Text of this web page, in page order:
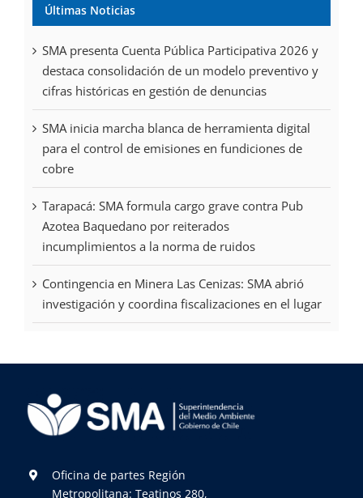
Últimas Noticias
SMA presenta Cuenta Pública Participativa 2026 y
destaca consolidación de un modelo preventivo y
cifras históricas en gestión de denuncias
SMA inicia marcha blanca de herramienta digital
para el control de emisiones en fundiciones de
cobre
Tarapacá: SMA formula cargo grave contra Pub
Azotea Baquedano por reiterados
incumplimientos a la norma de ruidos
Contingencia en Minera Las Cenizas: SMA abrió
investigación y coordina fiscalizaciones en el lugar
Oficina de partes Región
Metropolitana: Teatinos 280,